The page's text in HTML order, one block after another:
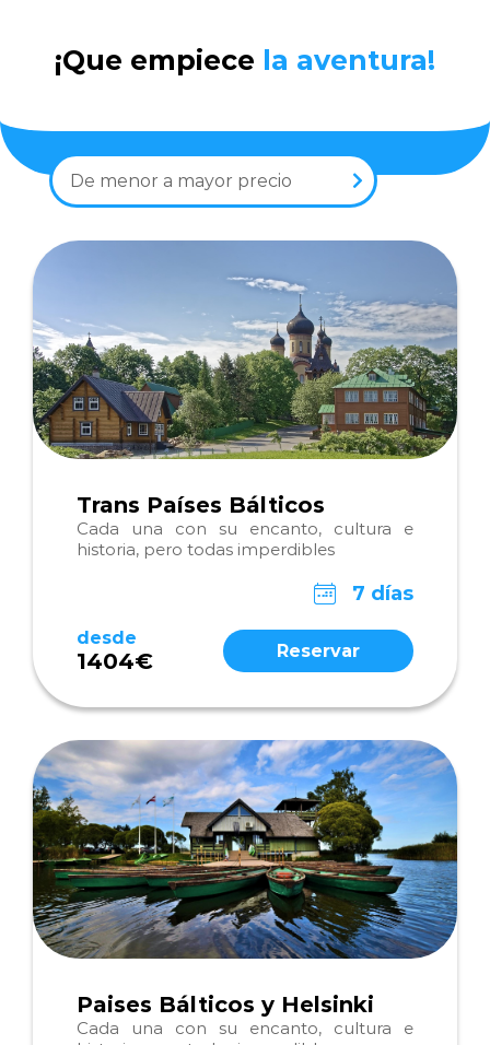
¡Que empiece la aventura!
De menor a mayor precio
Trans Países Bálticos
Cada una con su encanto, cultura e
historia, pero todas imperdibles
7 días
desde
1404€ Reservar
Paises Bálticos y Helsinki
Cada una con su encanto, cultura e